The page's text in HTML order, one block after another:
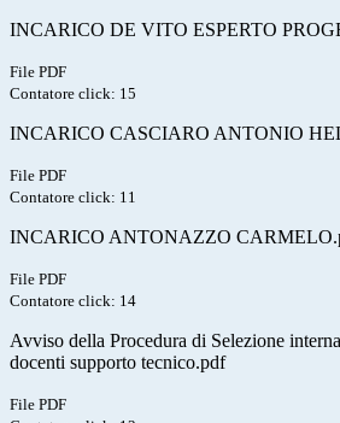
INCARICO DE VITO ESPERTO
File PDF
Contatore click: 15
INCARICO CASCIARO ANTONIO
File PDF
Contatore click: 11
INCARICO ANTONAZZO
File PDF
Contatore click: 14
Avviso della Procedura di Selezione
docenti supporto tecnico.pdf
File PDF